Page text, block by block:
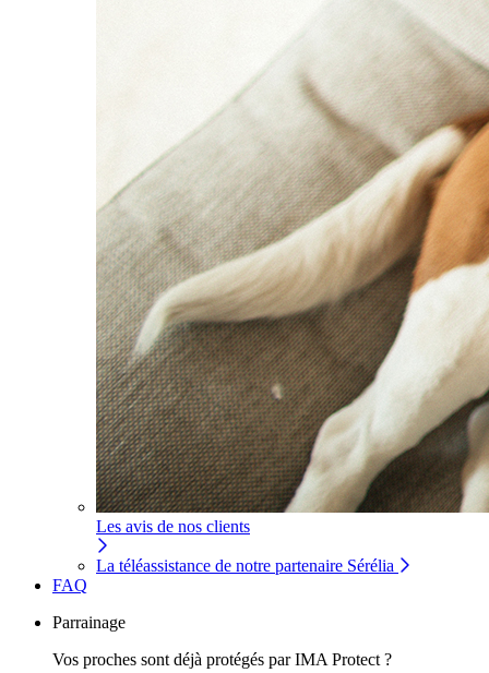
Les avis de nos clients
La téléassistance de notre partenaire Sérélia
FAQ
Parrainage
Vos proches sont déjà protégés par IMA Protect ?